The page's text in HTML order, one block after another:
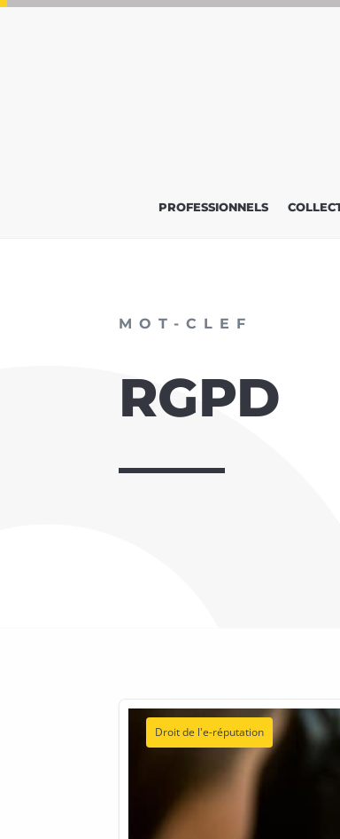
PROFESSIONNELS
MOT-CLEF
RGPD
Droit de l'e-réputation